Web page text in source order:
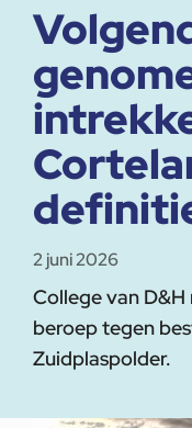
2 juni 2026
College van
beroep tegen
Zuidplaspolder.